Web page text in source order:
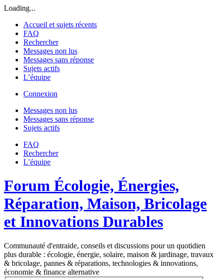
Loading...
Accueil et sujets récents
FAQ
Rechercher
Messages non lus
Messages sans réponse
Sujets actifs
L’équipe
Connexion
Messages non lus
Messages sans réponse
Sujets actifs
FAQ
Rechercher
L’équipe
Forum Écologie, Énergies,
Réparation, Maison, Bricolage
et Innovations Durables
Communauté d'entraide, conseils et discussions pour un quotidien
plus durable : écologie, énergie, solaire, maison & jardinage, travaux
& bricolage, pannes & réparations, technologies & innovations,
économie & finance alternative